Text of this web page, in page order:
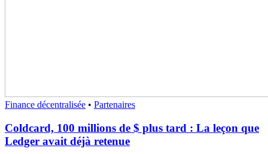
Finance décentralisée • Partenaires
Coldcard, 100 millions de $ plus tard : La leçon que
Ledger avait déjà retenue